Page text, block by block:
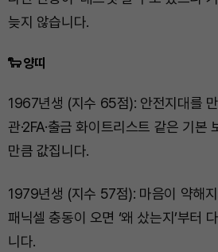
늦지 않습니다.
🐑 양띠
1967년생 (지수 65점): 안전지대를
관·2FA·출금 화이트리스트 같은 기본
만큼 값집니다.
1979년생 (지수 57점): 마음이 약해
패닉셀 충동이 오면 ‘왜 샀는지’부터
니다.